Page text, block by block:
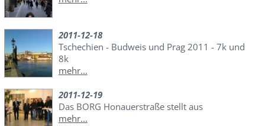
2011-12-18
Tschechien - Budweis und Prag 2011 - 7k und
8k
mehr...
2011-12-19
Das BORG Honauerstraße stellt aus
mehr...